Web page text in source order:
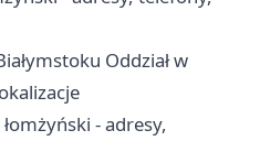
Oddział w
- adresy,